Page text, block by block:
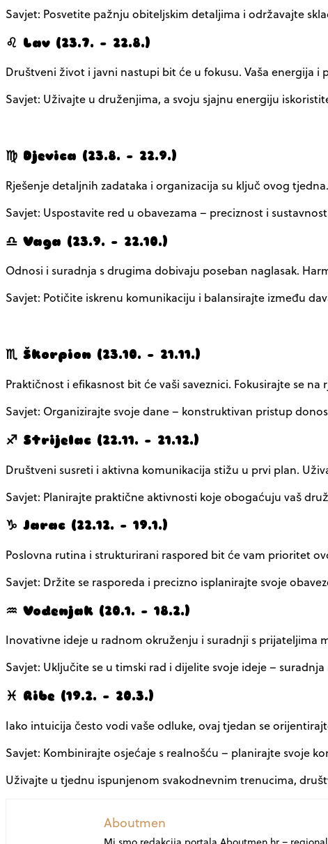
Savjet: Posvetite pažnju obiteljskim detaljima i održavajte
♌ Lav (23.7. – 22.8.)
Društveni život i javni nastupi bit će u fokusu. Vaša energija
Savjet: Uživajte u druženjima, a svoju sjajnu energiju
♍ Djevica (23.8. – 22.9.)
Rješenje detaljnih zadataka i organizacija su ključ ovog
Savjet: Uspostavite red u obavezama – preciznost i
♎ Vaga (23.9. – 22.10.)
Odnosi i suradnja s drugima dobivaju poseban naglasak.
Savjet: Potičite iskrenu komunikaciju i balansirajte između
♏ Škorpion (23.10. – 21.11.)
Praktičnost i efikasnost bit će vaši saveznici. Fokusirajte se
Savjet: Organizirajte svoje dane – konstruktivan pristup
♐ Strijelac (22.11. – 21.12.)
Društveni susreti i aktivna komunikacija stižu u prvi plan.
Savjet: Planirajte praktične aktivnosti koje obogaćuju vaš
♑ Jarac (22.12. – 19.1.)
Poslovna rutina i strukturirani raspored bit će vam prioritet
Savjet: Držite se rasporeda i precizno isplanirajte svoje
♒ Vodenjak (20.1. – 18.2.)
Inovativne ideje u radnom okruženju i suradnji s prijateljima
Savjet: Uključite se u timski rad i dijelite svoje ideje –
♓ Ribe (19.2. – 20.3.)
Iako intuicija često vodi vaše odluke, ovaj tjedan se
Savjet: Kombinirajte osjećaje s realnošću – planirajte svoje
Uživajte u tjednu ispunjenom svakodnevnim trenucima,
Aboutmen